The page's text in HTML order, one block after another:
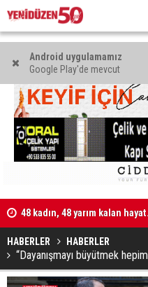
Android uygulamamız
Google Play'de mevcut
48 kadın, 48 yarım kalan
HABERLER HABERLER
“Dayanışmayı büyütmek